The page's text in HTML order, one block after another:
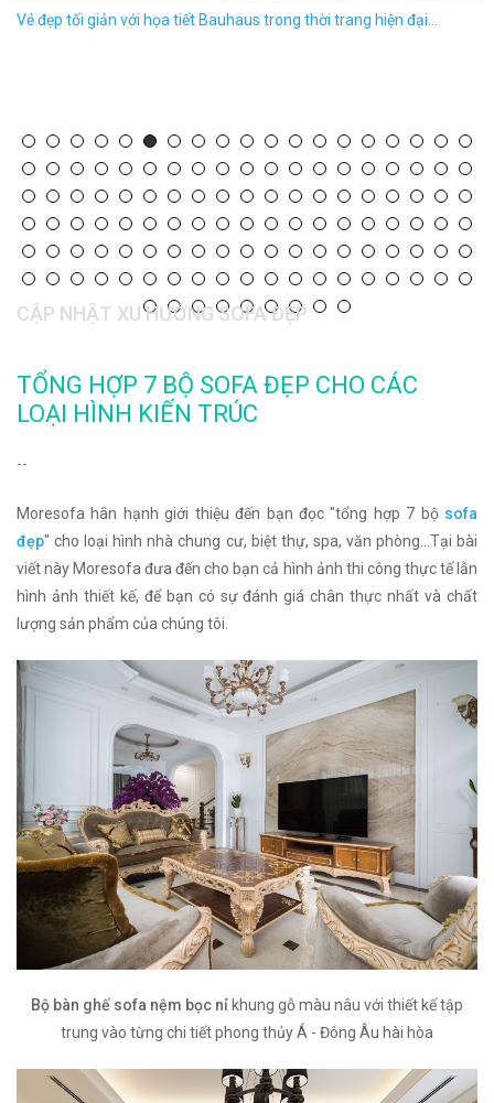
Vẻ đẹp tối giản với họa tiết Bauhaus trong thời trang hiện đại...
CẬP NHẬT XU HƯỚNG SOFA ĐẸP
TỔNG HỢP 7 BỘ SOFA ĐẸP CHO CÁC
LOẠI HÌNH KIẾN TRÚC
--
Moresofa hân hạnh giới thiệu đến bạn đọc "tổng hợp 7 bộ sofa
đẹp" cho loại hình nhà chung cư, biệt thự, spa, văn phòng...Tại bài
viết này Moresofa đưa đến cho bạn cả hình ảnh thi công thực tế lẫn
hình ảnh thiết kế, để bạn có sự đánh giá chân thực nhất và chất
lượng sản phẩm của chúng tôi.
Bộ bàn ghế sofa nệm bọc nỉ khung gỗ màu nâu với thiết kế tập
trung vào từng chi tiết phong thủy Á - Đông Âu hài hòa